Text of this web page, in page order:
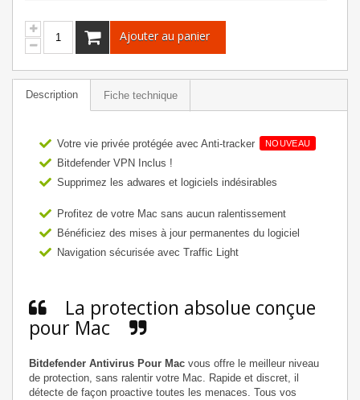
Ajouter au panier
Description Fiche technique
Votre vie privée protégée avec Anti-tracker NOUVEAU
Bitdefender VPN Inclus !
Supprimez les adwares et logiciels indésirables
Profitez de votre Mac sans aucun ralentissement
Bénéficiez des mises à jour permanentes du logiciel
Navigation sécurisée avec Traffic Light
La protection absolue conçue
pour Mac
Bitdefender Antivirus Pour Mac vous offre le meilleur niveau
de protection, sans ralentir votre Mac. Rapide et discret, il
détecte de façon proactive toutes les menaces. Tous vos